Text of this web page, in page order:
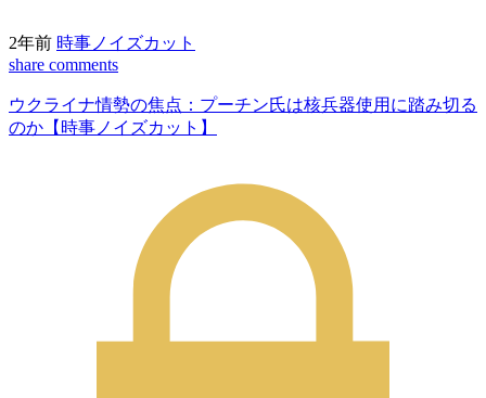
2年前 時事ノイズカット
share comments
ウクライナ情勢の焦点：プーチン氏は核兵器使用に踏み切る
のか【時事ノイズカット】